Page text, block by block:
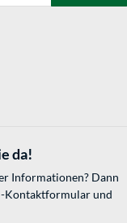
da!
Informationen? Dann
Kontaktformularund